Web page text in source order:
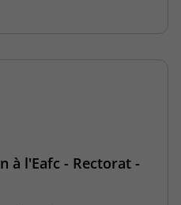
à l'Eafc - Rectorat -